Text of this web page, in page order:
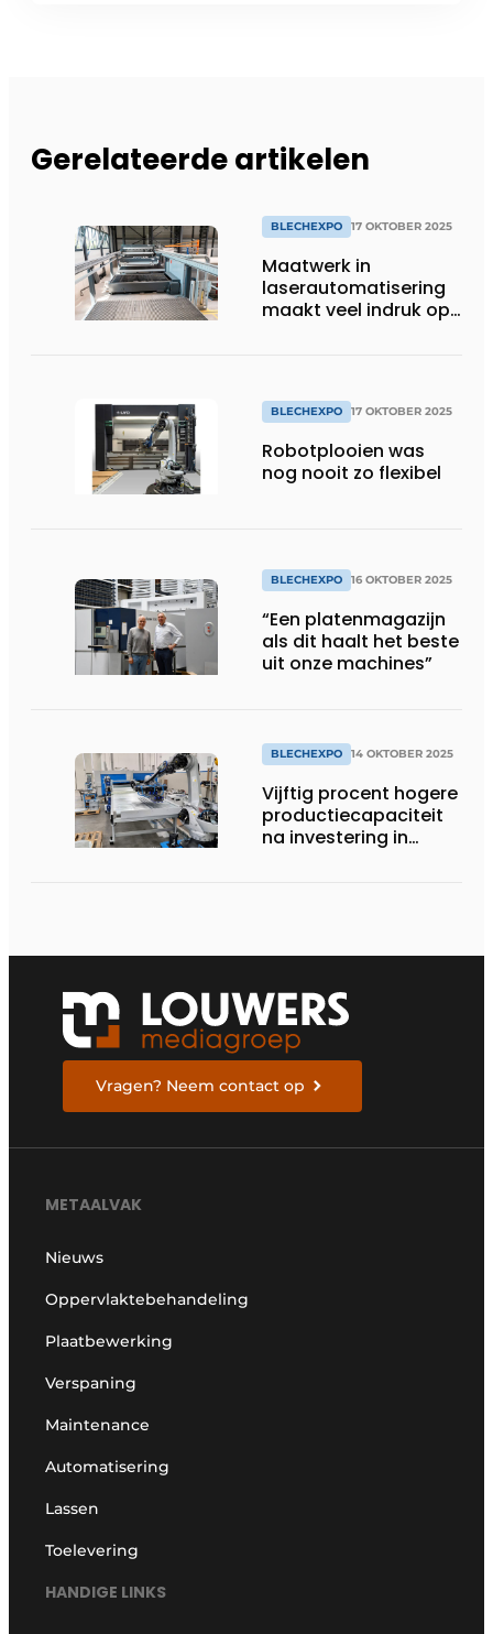
Gerelateerde artikelen
BLECHEXPO 17 OKTOBER 2025
Maatwerk in
laserautomatisering
maakt veel indruk op
BLECHEXPO 17 OKTOBER 2025
Robotplooien was
nog nooit zo flexibel
BLECHEXPO 16 OKTOBER 2025
“Een platenmagazijn
als dit haalt het beste
uit onze machines”
BLECHEXPO 14 OKTOBER 2025
Vijftig procent hogere
productiecapaciteit
na investering in
Vragen? Neem contact op
METAALVAK
Nieuws
Oppervlaktebehandeling
Plaatbewerking
Verspaning
Maintenance
Automatisering
Lassen
Toelevering
HANDIGE LINKS